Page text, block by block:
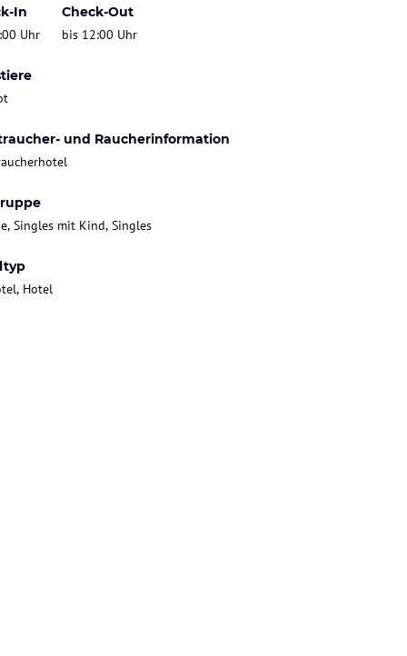
In
Uhr
Check-Out
bis 12:00 Uhr
und Raucherinformation
Singles mit Kind, Singles
Hotel